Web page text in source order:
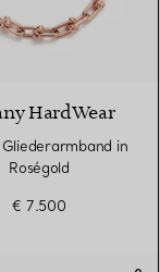
HardWear
Gliederarmband in
Roségold
€ 7.500